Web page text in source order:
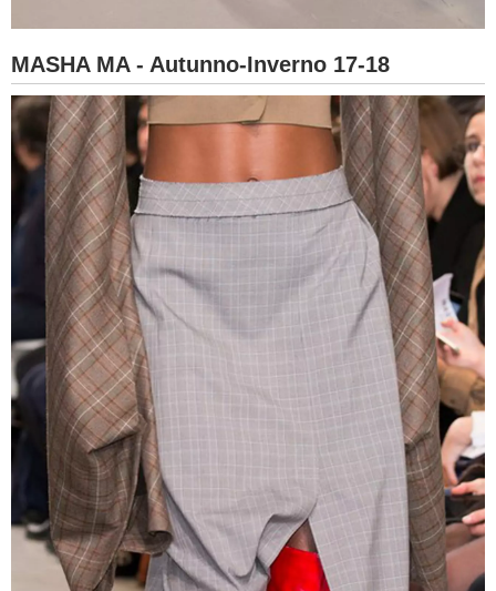
MASHA MA - Autunno-Inverno 17-18